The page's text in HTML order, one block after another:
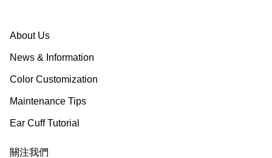
About Us
News & Information
Color Customization
Maintenance Tips
Ear Cuff Tutorial
關注我們